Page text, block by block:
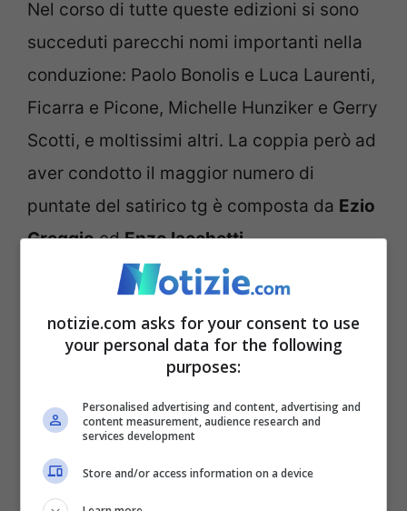
Nel corso di tutte queste edizioni si sono
succeduti parecchi nomi importanti nella
conduzione: Paolo Bonolis e Luca Laurenti,
Ficarra e Picone, Michelle Hunziker e Gerry
Scotti, e moltissimi altri. La coppia però ad
aver condotto il maggior numero di
puntate del satirico tg è composta da Ezio
GreggioedEnzo Iacchetti.
È proprio questo popolare duo ad
annunciare il proprio ritorno dietro il
bancone di Striscia. Quando? Scopriamolo
Ancora una volta il super duo
dietro il bancone
notizie.com asks for your consent to use
your personal data for the following
purposes:
Personalised advertising and content, advertising and
content measurement, audience research and
services development
Store and/or access information on a device